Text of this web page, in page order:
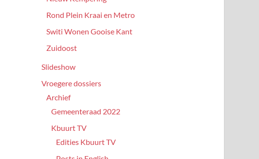
Rond Plein Kraai en Metro
Switi Wonen Gooise Kant
Zuidoost
Slideshow
Vroegere dossiers
Archief
Gemeenteraad 2022
Kbuurt TV
Edities Kbuurt TV